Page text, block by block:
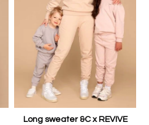
Long sweater &C x REVIVE